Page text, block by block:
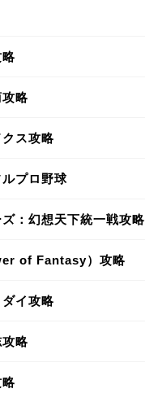
略
ス攻略
プロ野球
：幻想天下統一戦攻略
of Fantasy）攻略
イ攻略
略